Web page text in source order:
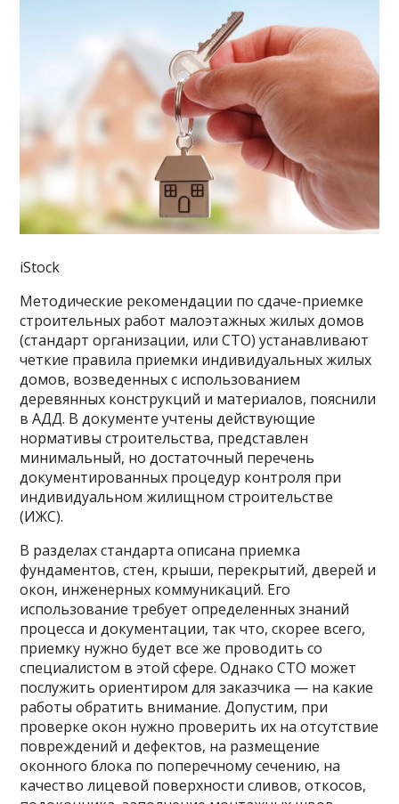
iStock
Методические рекомендации по сдаче-приемке
строительных работ малоэтажных жилых домов
(стандарт организации, или СТО) устанавливают
четкие правила приемки индивидуальных жилых
домов, возведенных с использованием
деревянных конструкций и материалов, пояснили
в АДД. В документе учтены действующие
нормативы строительства, представлен
минимальный, но достаточный перечень
документированных процедур контроля при
индивидуальном жилищном строительстве
(ИЖС).
В разделах стандарта описана приемка
фундаментов, стен, крыши, перекрытий, дверей и
окон, инженерных коммуникаций. Его
использование требует определенных знаний
процесса и документации, так что, скорее всего,
приемку нужно будет все же проводить со
специалистом в этой сфере. Однако СТО может
послужить ориентиром для заказчика — на какие
работы обратить внимание. Допустим, при
проверке окон нужно проверить их на отсутствие
повреждений и дефектов, на размещение
оконного блока по поперечному сечению, на
качество лицевой поверхности сливов, откосов,